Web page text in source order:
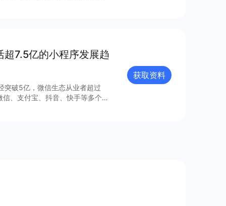
7.5亿的小程序发展趋
突破5亿，微信生态从业者超过
、支付宝、抖音、快手等多个平
获取资料